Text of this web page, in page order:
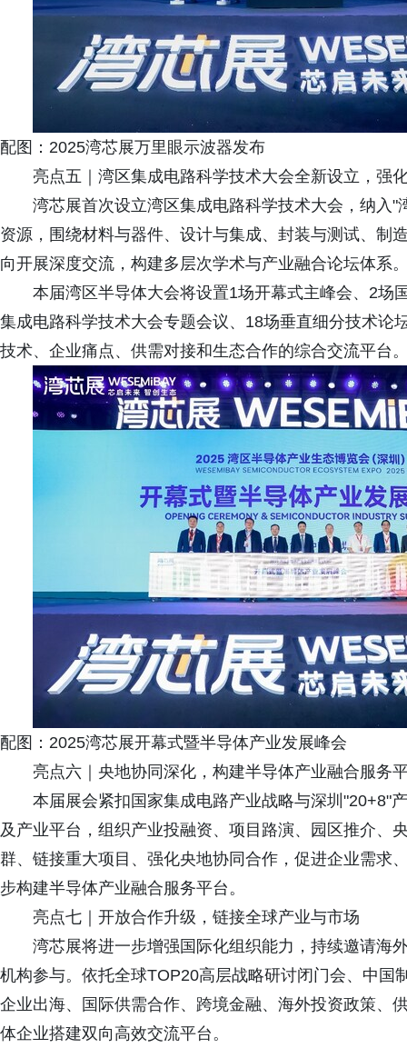
配图：2025湾芯展万里眼示波器发布
亮点五｜湾区集成电路科学技术大会全新设立，强
湾芯展首次设立湾区集成电路科学技术大会，纳入
资源，围绕材料与器件、设计与集成、封装与测试、制
向开展深度交流，构建多层次学术与产业融合论坛体系
本届湾区半导体大会将设置1场开幕式主峰会、2场
集成电路科学技术大会专题会议、18场垂直细分技术论
技术、企业痛点、供需对接和生态合作的综合交流平台
配图：2025湾芯展开幕式暨半导体产业发展峰会
亮点六｜央地协同深化，构建半导体产业融合服务
本届展会紧扣国家集成电路产业战略与深圳"20+8"
及产业平台，组织产业投融资、项目路演、园区推介、
群、链接重大项目、强化央地协同合作，促进企业需求
步构建半导体产业融合服务平台。
亮点七｜开放合作升级，链接全球产业与市场
湾芯展将进一步增强国际化组织能力，持续邀请海
机构参与。依托全球TOP20高层战略研讨闭门会、中国
企业出海、国际供需合作、跨境金融、海外投资政策、
体企业搭建双向高效交流平台。